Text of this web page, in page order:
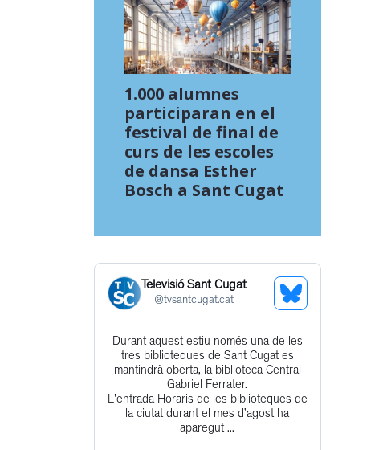
1.000 alumnes
participaran en el
festival de final de
curs de les escoles
de dansa Esther
Bosch a Sant Cugat
Televisió Sant Cugat
@tvsantcugat.cat
See
Profile
Get
to
this
post
Durant aquest estiu només una de les
tres biblioteques de Sant Cugat es
mantindrà oberta, la biblioteca Central
Gabriel Ferrater.
L'entrada Horaris de les biblioteques de
la ciutat durant el mes d’agost ha
aparegut ...